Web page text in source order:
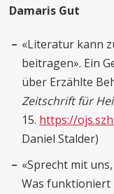
Damaris Gut
«Literatur kann
beitragen». Ein
über Erzählte
Zeitschrift für
15. https://
Daniel Stalder)
«Sprecht mit
Was funktioniert